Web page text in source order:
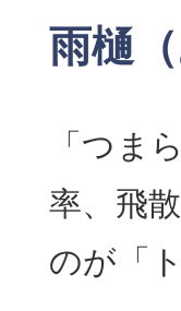
雨樋
「つま
率、飛
のが「